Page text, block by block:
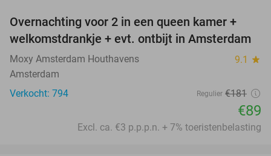
51%
Overnachting voor 2 in een queen kamer +
welkomstdrankje + evt. ontbijt in Amsterdam
Moxy Amsterdam Houthavens 9.1 star
Amsterdam
Verkocht: 794
Regulier €181
€89
Excl. ca. €3 p.p.p.n. + 7% toeristenbelasting